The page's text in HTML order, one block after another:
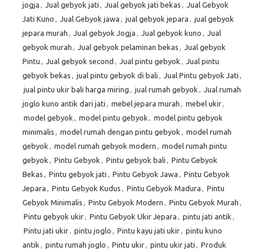
jogja , Jual gebyok jati , Jual gebyok jati bekas , Jual Gebyok
Jati Kuno , Jual Gebyok jawa , jual gebyok jepara , jual gebyok
jepara murah , Jual gebyok Jogja , Jual gebyok kuno , Jual
gebyok murah , Jual gebyok pelaminan bekas , Jual gebyok
Pintu , Jual gebyok second , Jual pintu gebyok , Jual pintu
gebyok bekas , jual pintu gebyok di bali , Jual Pintu gebyok Jati ,
jual pintu ukir bali harga miring , jual rumah gebyok , Jual rumah
joglo kuno antik dari jati , mebel jepara murah , mebel ukir,
model gebyok , model pintu gebyok , model pintu gebyok
minimalis , model rumah dengan pintu gebyok , model rumah
gebyok , model rumah gebyok modern , model rumah pintu
gebyok , Pintu Gebyok , Pintu gebyok bali , Pintu Gebyok
Bekas , Pintu gebyok jati , Pintu Gebyok Jawa , Pintu Gebyok
Jepara , Pintu Gebyok Kudus , Pintu Gebyok Madura , Pintu
Gebyok Minimalis , Pintu Gebyok Modern , Pintu Gebyok Murah ,
Pintu gebyok ukir, Pintu Gebyok Ukir Jepara , pintu jati antik ,
Pintu jati ukir, pintu joglo , Pintu kayu jati ukir, pintu kuno
antik , pintu rumah joglo , Pintu ukir, pintu ukir jati , Produk